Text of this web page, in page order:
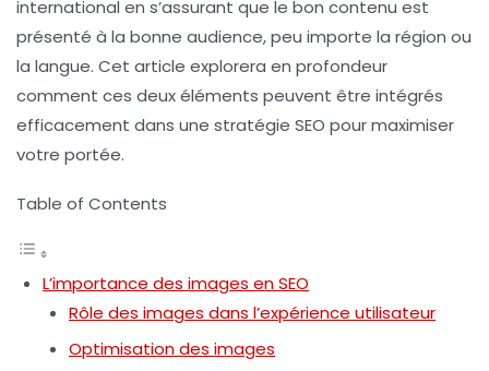
international en s’assurant que le bon contenu est
présenté à la bonne audience, peu importe la région ou
la langue. Cet article explorera en profondeur
comment ces deux éléments peuvent être intégrés
efficacement dans une stratégie SEO pour maximiser
votre portée.
Table of Contents
L’importance des images en SEO
Rôle des images dans l’expérience utilisateur
Optimisation des images